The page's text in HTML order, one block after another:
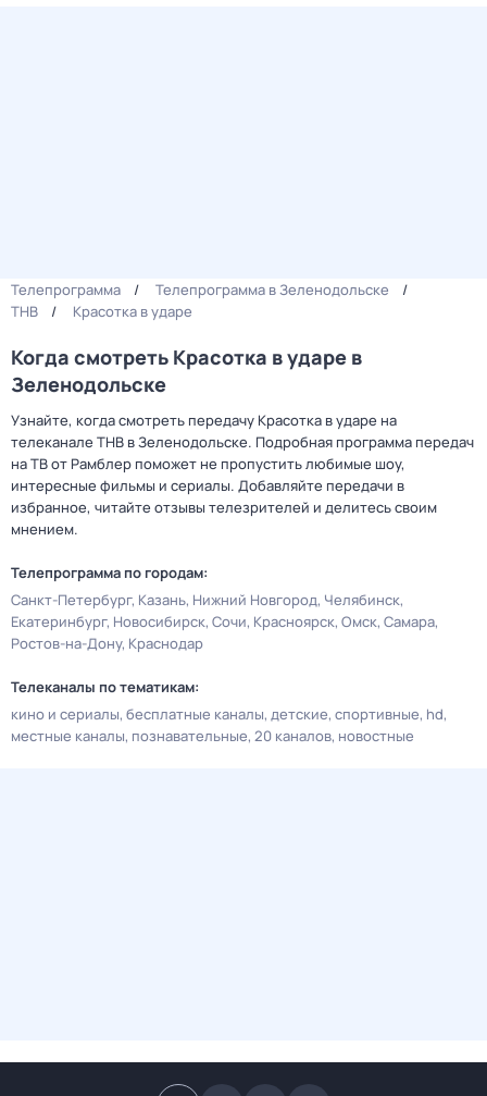
Телепрограмма
Телепрограмма в Зеленодольске
ТНВ
Красотка в ударе
Когда смотреть Красотка в ударе в
Зеленодольске
Узнайте, когда смотреть передачу Красотка в ударе на
телеканале ТНВ в Зеленодольске. Подробная программа передач
на ТВ от Рамблер поможет не пропустить любимые шоу,
интересные фильмы и сериалы. Добавляйте передачи в
избранное, читайте отзывы телезрителей и делитесь своим
мнением.
Телепрограмма по городам:
Санкт-Петербург Казань Нижний Новгород Челябинск
Екатеринбург Новосибирск Сочи Красноярск Омск Самара
Ростов-на-Дону Краснодар
Телеканалы по тематикам:
кино и сериалы бесплатные каналы детские спортивные hd
местные каналы познавательные 20 каналов новостные